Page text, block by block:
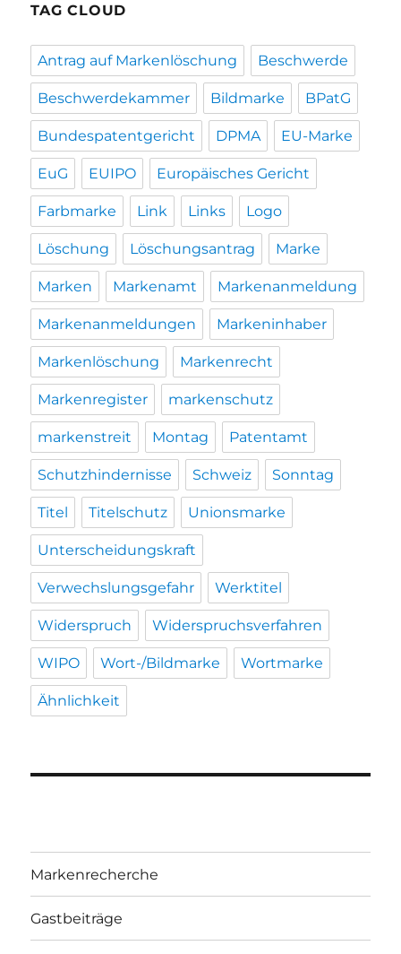
TAG CLOUD
Antrag auf Markenlöschung Beschwerde
Beschwerdekammer Bildmarke BPatG
Bundespatentgericht DPMA EU-Marke
EuG EUIPO Europäisches Gericht
Farbmarke Link Links Logo
Löschung Löschungsantrag Marke
Marken Markenamt Markenanmeldung
Markenanmeldungen Markeninhaber
Markenlöschung Markenrecht
Markenregister markenschutz
markenstreit Montag Patentamt
Schutzhindernisse Schweiz Sonntag
Titel Titelschutz Unionsmarke
Unterscheidungskraft
Verwechslungsgefahr Werktitel
Widerspruch Widerspruchsverfahren
WIPO Wort-/Bildmarke Wortmarke
Ähnlichkeit
Markenrecherche
Gastbeiträge